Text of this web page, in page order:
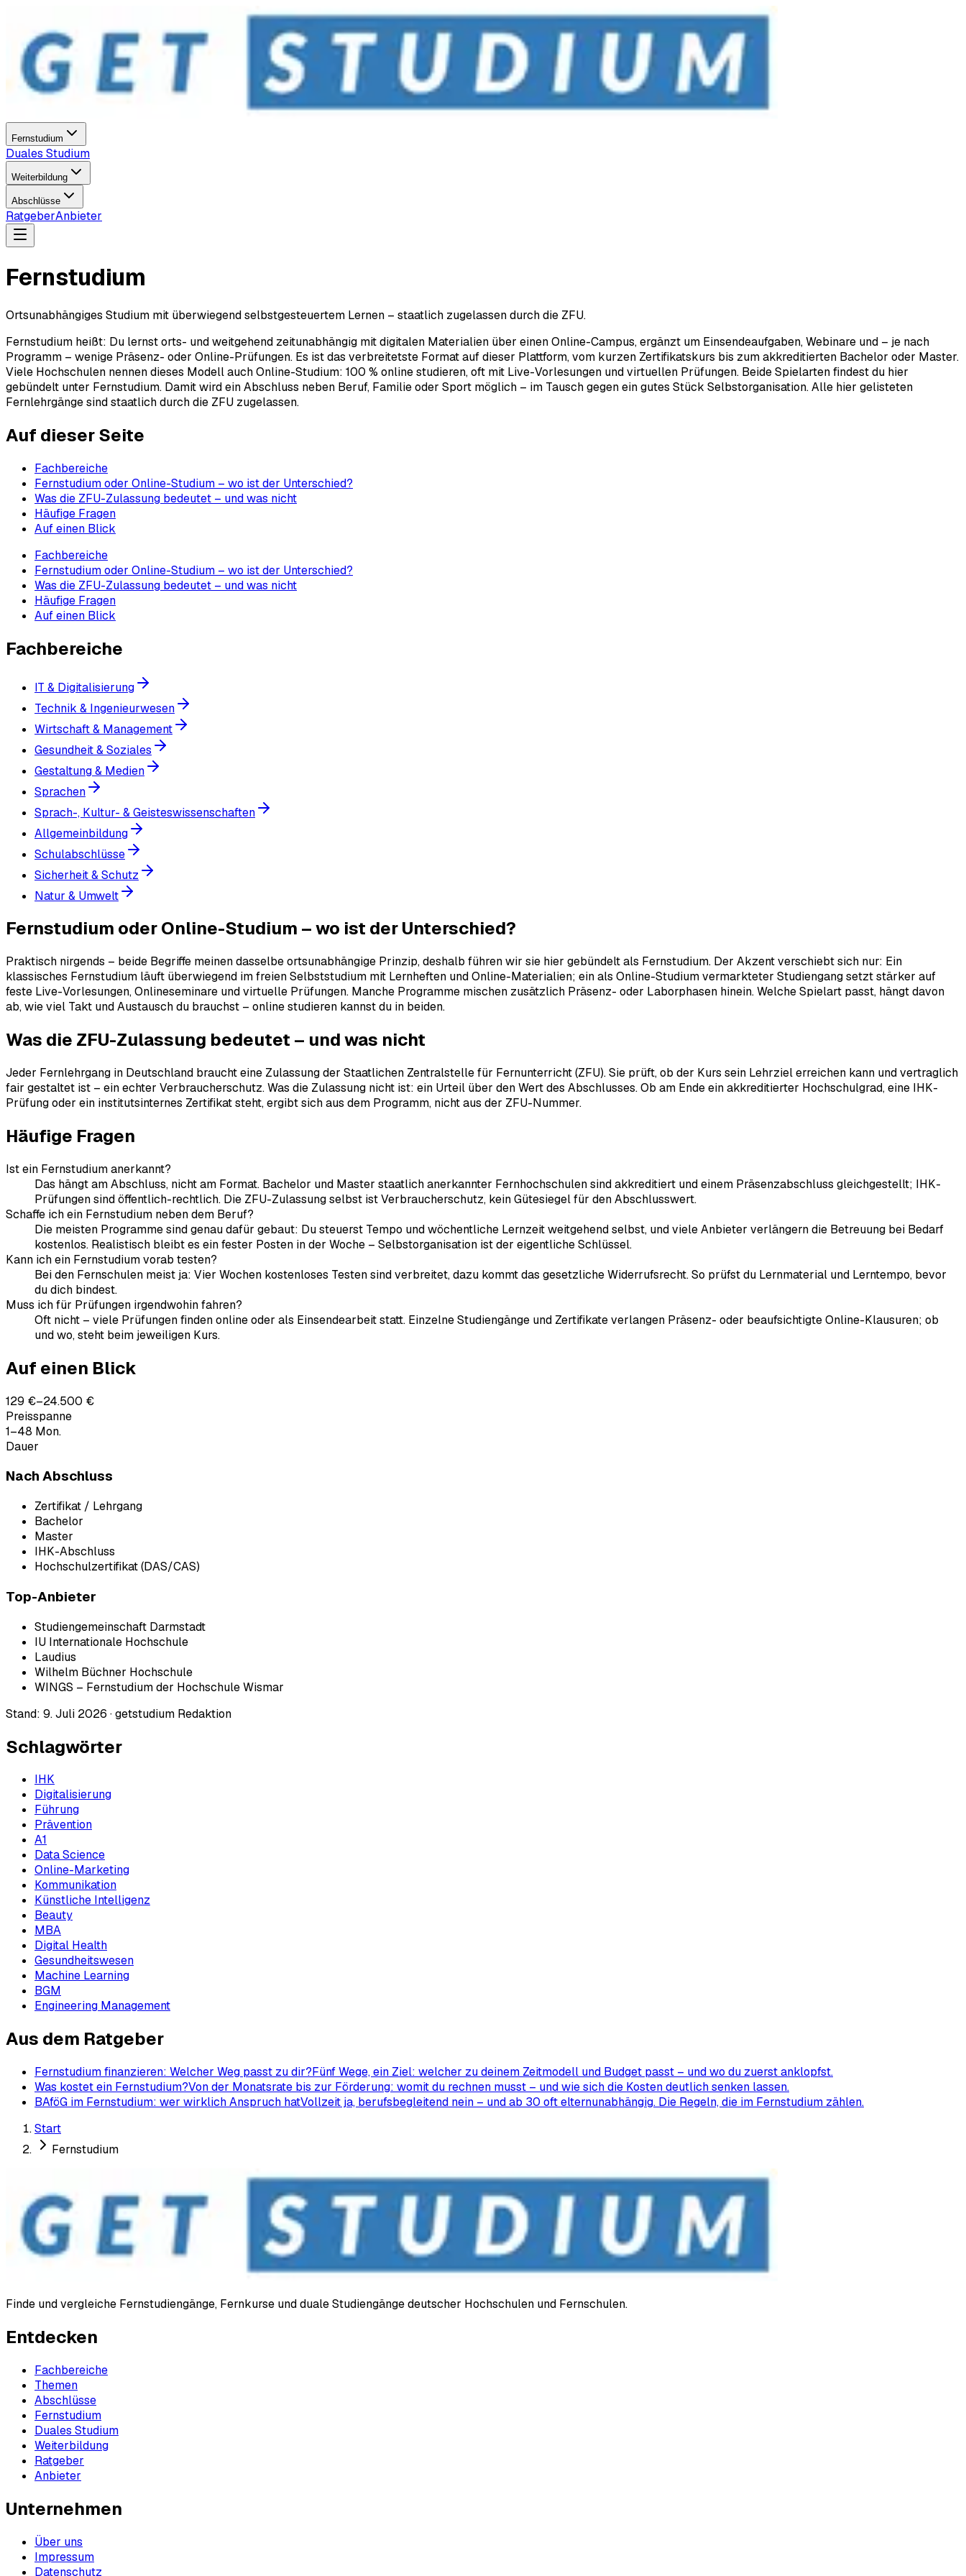
Fernstudium
Duales Studium
Weiterbildung
Abschlüsse
RatgeberAnbieter
Fernstudium
Ortsunabhängiges Studium mit überwiegend selbstgesteuertem Lernen – staatlich zugelassen durch die ZFU.
Fernstudium heißt: Du lernst orts- und weitgehend zeitunabhängig mit digitalen Materialien über einen Online-Campus, ergänzt um Einsendeaufgaben, Webinare und – je nach
Programm – wenige Präsenz- oder Online-Prüfungen. Es ist das verbreitetste Format auf dieser Plattform, vom kurzen Zertifikatskurs bis zum akkreditierten Bachelor oder Master.
Viele Hochschulen nennen dieses Modell auch Online-Studium: 100 % online studieren, oft mit Live-Vorlesungen und virtuellen Prüfungen. Beide Spielarten findest du hier
gebündelt unter Fernstudium. Damit wird ein Abschluss neben Beruf, Familie oder Sport möglich – im Tausch gegen ein gutes Stück Selbstorganisation. Alle hier gelisteten
Fernlehrgänge sind staatlich durch die ZFU zugelassen.
Auf dieser Seite
Fachbereiche
Fernstudium oder Online-Studium – wo ist der Unterschied?
Was die ZFU-Zulassung bedeutet – und was nicht
Häufige Fragen
Auf einen Blick
Fachbereiche
Fernstudium oder Online-Studium – wo ist der Unterschied?
Was die ZFU-Zulassung bedeutet – und was nicht
Häufige Fragen
Auf einen Blick
Fachbereiche
IT & Digitalisierung
Technik & Ingenieurwesen
Wirtschaft & Management
Gesundheit & Soziales
Gestaltung & Medien
Sprachen
Sprach-, Kultur- & Geisteswissenschaften
Allgemeinbildung
Schulabschlüsse
Sicherheit & Schutz
Natur & Umwelt
Fernstudium oder Online-Studium – wo ist der Unterschied?
Praktisch nirgends – beide Begriffe meinen dasselbe ortsunabhängige Prinzip, deshalb führen wir sie hier gebündelt als Fernstudium. Der Akzent verschiebt sich nur: Ein
klassisches Fernstudium läuft überwiegend im freien Selbststudium mit Lernheften und Online-Materialien; ein als Online-Studium vermarkteter Studiengang setzt stärker auf
feste Live-Vorlesungen, Onlineseminare und virtuelle Prüfungen. Manche Programme mischen zusätzlich Präsenz- oder Laborphasen hinein. Welche Spielart passt, hängt davon
ab, wie viel Takt und Austausch du brauchst – online studieren kannst du in beiden.
Was die ZFU-Zulassung bedeutet – und was nicht
Jeder Fernlehrgang in Deutschland braucht eine Zulassung der Staatlichen Zentralstelle für Fernunterricht (ZFU). Sie prüft, ob der Kurs sein Lehrziel erreichen kann und vertraglich
fair gestaltet ist – ein echter Verbraucherschutz. Was die Zulassung nicht ist: ein Urteil über den Wert des Abschlusses. Ob am Ende ein akkreditierter Hochschulgrad, eine IHK-
Prüfung oder ein institutsinternes Zertifikat steht, ergibt sich aus dem Programm, nicht aus der ZFU-Nummer.
Häufige Fragen
Ist ein Fernstudium anerkannt?
Das hängt am Abschluss, nicht am Format. Bachelor und Master staatlich anerkannter Fernhochschulen sind akkreditiert und einem Präsenzabschluss gleichgestellt; IHK-
Prüfungen sind öffentlich-rechtlich. Die ZFU-Zulassung selbst ist Verbraucherschutz, kein Gütesiegel für den Abschlusswert.
Schaffe ich ein Fernstudium neben dem Beruf?
Die meisten Programme sind genau dafür gebaut: Du steuerst Tempo und wöchentliche Lernzeit weitgehend selbst, und viele Anbieter verlängern die Betreuung bei Bedarf
kostenlos. Realistisch bleibt es ein fester Posten in der Woche – Selbstorganisation ist der eigentliche Schlüssel.
Kann ich ein Fernstudium vorab testen?
Bei den Fernschulen meist ja: Vier Wochen kostenloses Testen sind verbreitet, dazu kommt das gesetzliche Widerrufsrecht. So prüfst du Lernmaterial und Lerntempo, bevor
du dich bindest.
Muss ich für Prüfungen irgendwohin fahren?
Oft nicht – viele Prüfungen finden online oder als Einsendearbeit statt. Einzelne Studiengänge und Zertifikate verlangen Präsenz- oder beaufsichtigte Online-Klausuren; ob
und wo, steht beim jeweiligen Kurs.
Auf einen Blick
129 €–24.500 €
Preisspanne
1–48 Mon.
Dauer
Nach Abschluss
Zertifikat / Lehrgang
Bachelor
Master
IHK-Abschluss
Hochschulzertifikat (DAS/CAS)
Top-Anbieter
Studiengemeinschaft Darmstadt
IU Internationale Hochschule
Laudius
Wilhelm Büchner Hochschule
WINGS – Fernstudium der Hochschule Wismar
Stand: 9. Juli 2026 ·getstudium Redaktion
Schlagwörter
IHK
Digitalisierung
Führung
Prävention
A1
Data Science
Online-Marketing
Kommunikation
Künstliche Intelligenz
Beauty
MBA
Digital Health
Gesundheitswesen
Machine Learning
BGM
Engineering Management
Aus dem Ratgeber
Fernstudium finanzieren: Welcher Weg passt zu dir?Fünf Wege, ein Ziel: welcher zu deinem Zeitmodell und Budget passt – und wo du zuerst anklopfst.
Was kostet ein Fernstudium?Von der Monatsrate bis zur Förderung: womit du rechnen musst – und wie sich die Kosten deutlich senken lassen.
BAföG im Fernstudium: wer wirklich Anspruch hatVollzeit ja, berufsbegleitend nein – und ab 30 oft elternunabhängig. Die Regeln, die im Fernstudium zählen.
Start
Fernstudium
Finde und vergleiche Fernstudiengänge, Fernkurse und duale Studiengänge deutscher Hochschulen und Fernschulen.
Entdecken
Fachbereiche
Themen
Abschlüsse
Fernstudium
Duales Studium
Weiterbildung
Ratgeber
Anbieter
Unternehmen
Über uns
Impressum
Datenschutz